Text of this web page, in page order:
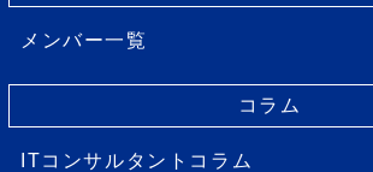
メンバー一覧
コラム
ITコンサルタントコラム